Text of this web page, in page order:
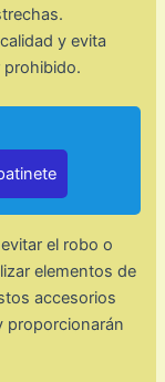
y evita
prohibido.
el robo o
elementos de
accesorios
proporcionarán